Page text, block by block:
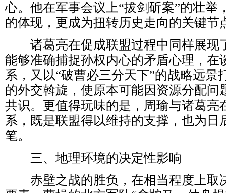
心。他在军事会议上“拔剑斫案”的壮举
的体现，更成为扭转历史走向的关键节
诸葛亮在促成联盟过程中同样展现
能够准确捕捉孙权内心的矛盾心理，在
系，又以“破曹必三分天下”的战略远景
的外交斡旋，使原本可能因资源分配问
共识。更值得玩味的是，周瑜与诸葛亮
系，既是联盟得以维持的支撑，也为日
笔。
三、地理环境的决定性影响
赤壁之战的胜负，在相当程度上取